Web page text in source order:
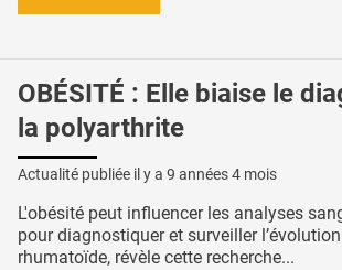
OBÉSITÉ : Elle biaise le
la polyarthrite
Actualité publiée il y a 9 années 4 mois
L'obésité peut influencer les analyses
pour diagnostiquer et surveiller
rhumatoïde, révèle cette recherche...